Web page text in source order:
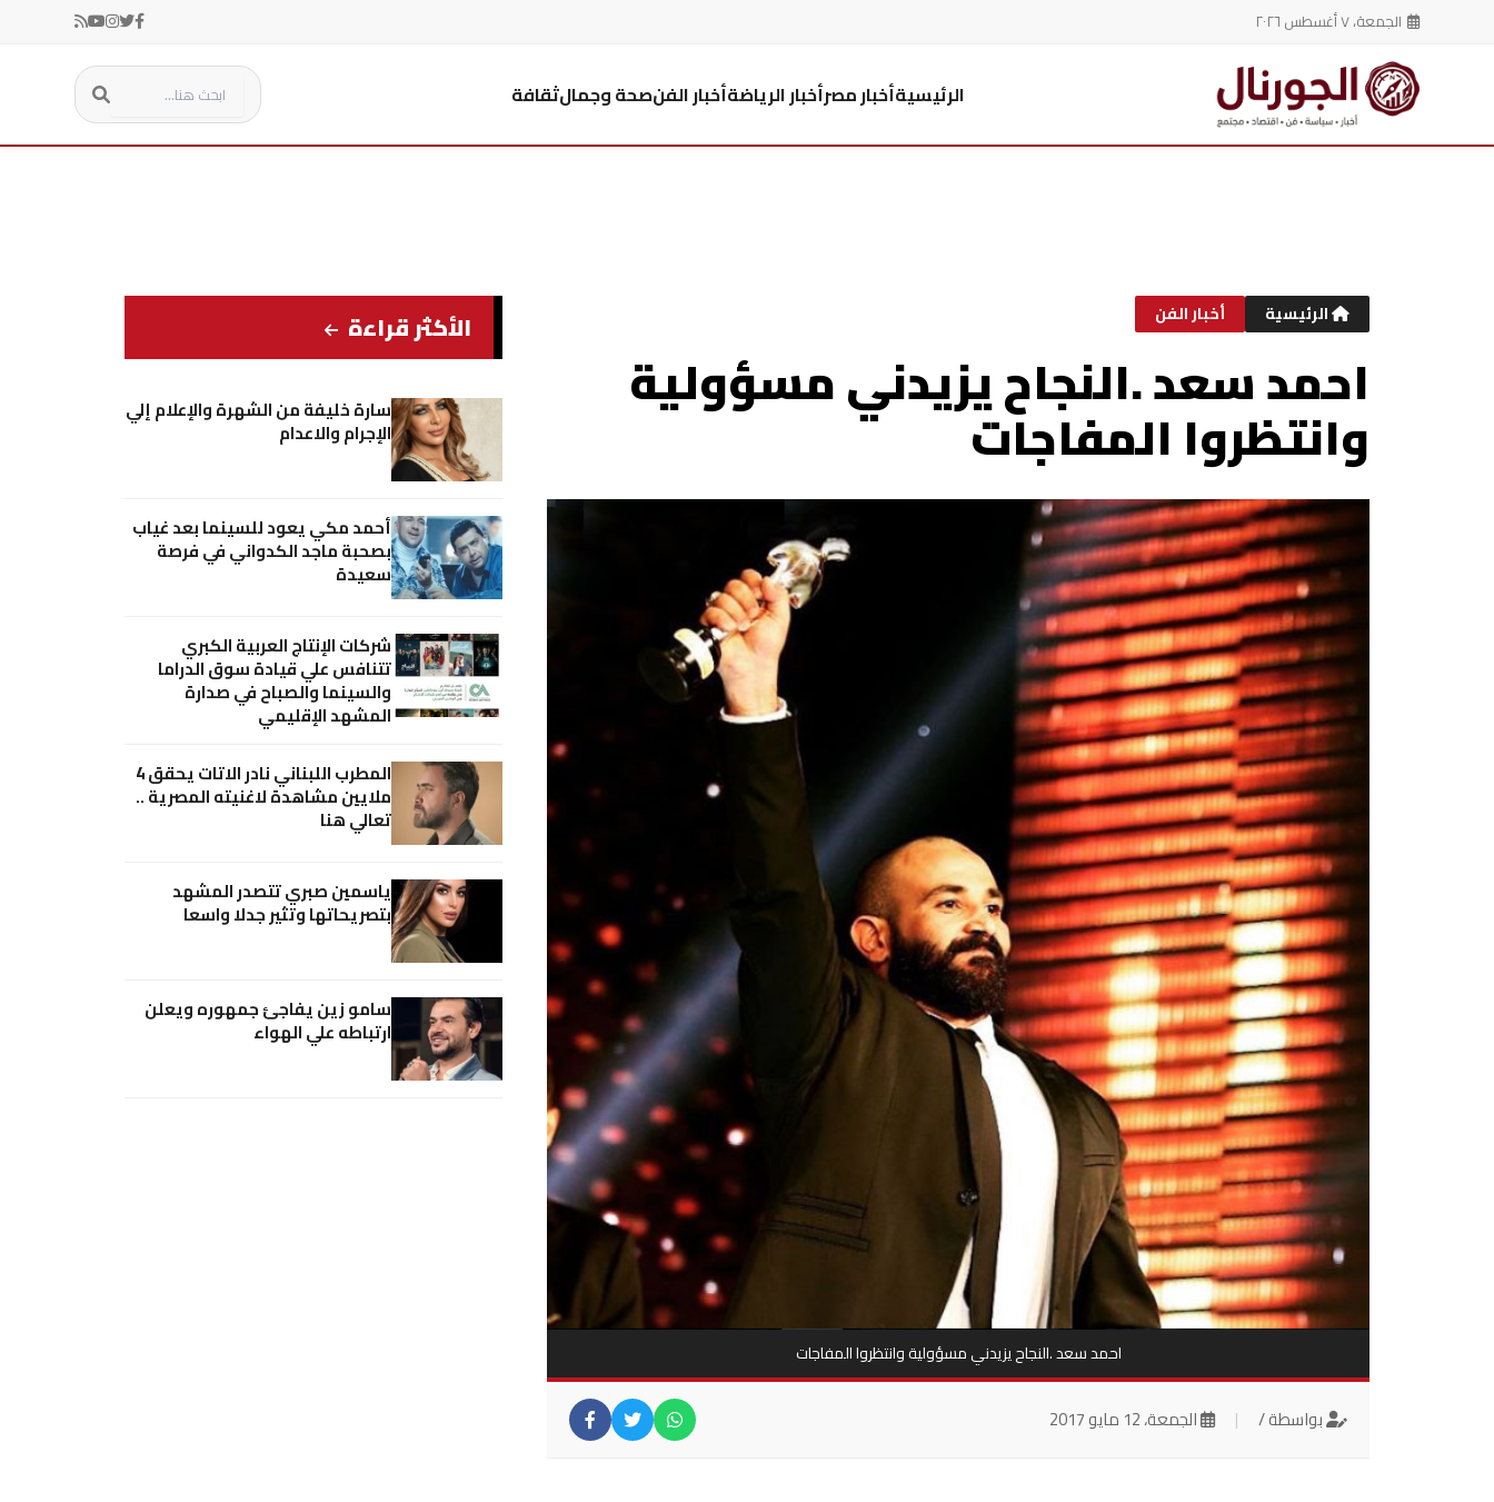
الجمعة، ٧ أغسطس ٢٠٢٦
الرئيسيةأخبار مصرأخبار الرياضةأخبار الفنصحة وجمالثقافة
الرئيسية أخبار الفن
احمد سعد .النجاح يزيدني مسؤولية
وانتظروا المفاجات
احمد سعد .النجاح يزيدني مسؤولية وانتظروا المفاجات
بواسطة / | الجمعة، 12 مايو 2017
الأكثر قراءة
سارة خليفة من الشهرة والإعلام إلي
الإجرام والاعدام
أحمد مكي يعود للسينما بعد غياب
بصحبة ماجد الكدواني في فرصة
سعيدة
شركات الإنتاج العربية الكبري
تتنافس علي قيادة سوق الدراما
والسينما والصباح في صدارة
المشهد الإقليمي
المطرب اللبناني نادر الاتات يحقق 4
ملايين مشاهدة لاغنيته المصرية ..
تعالي هنا
ياسمين صبري تتصدر المشهد
بتصريحاتها وتثير جدلا واسعا
سامو زين يفاجئ جمهوره ويعلن
ارتباطه علي الهواء